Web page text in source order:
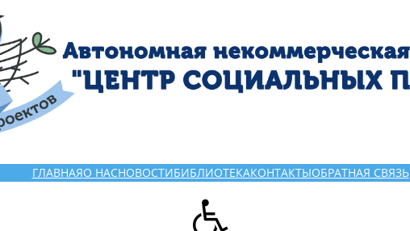
ГЛАВНАЯО НАСНОВОСТИБИБЛИОТЕКАКОНТАКТЫОБРАТНАЯ СВЯЗЬ